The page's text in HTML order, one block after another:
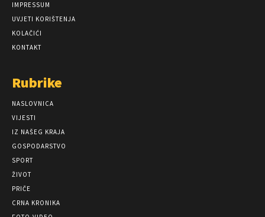
IMPRESSUM
UVJETI KORIŠTENJA
KOLAČIĆI
KONTAKT
Rubrike
NASLOVNICA
VIJESTI
IZ NAŠEG KRAJA
GOSPODARSTVO
SPORT
ŽIVOT
PRIČE
CRNA KRONIKA